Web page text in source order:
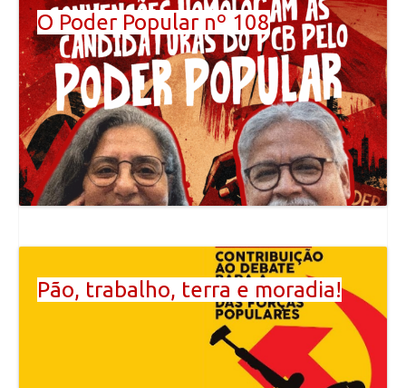
O Poder Popular nº 108
Pão, trabalho, terra e moradia!